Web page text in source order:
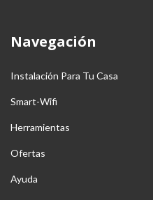
Navegación
Instalación Para Tu Casa
Smart-Wifi
Herramientas
Ofertas
Ayuda